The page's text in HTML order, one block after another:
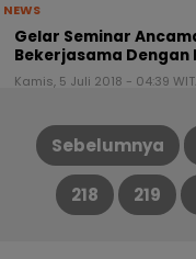
NEWS
Gelar Seminar
Bekerjasama Dengan
Kamis, 5 Juli 2018 - 04:39
Paginasi
Sebelumnya
218 219